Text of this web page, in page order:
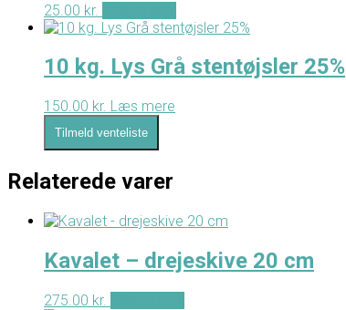
25.00 kr.
10 kg. Lys Grå stentøjsler 25%
150.00 kr. Læs mere
Tilmeld venteliste
Relaterede varer
Kavalet – drejeskive 20 cm
275.00 kr.